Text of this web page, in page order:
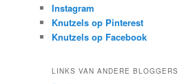
Instagram
Knutzels op Pinterest
Knutzels op Facebook
LINKS VAN ANDERE BLOGGERS